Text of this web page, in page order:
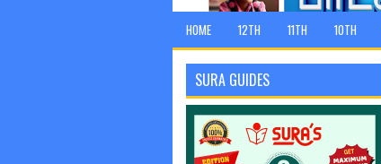
HOME 12TH 11TH 10TH
SURA GUIDES